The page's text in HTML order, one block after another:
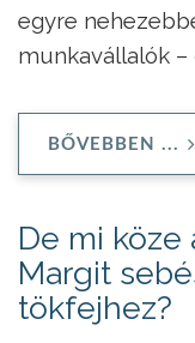
egyre
munkavállalók –
BŐVEBBEN ...
De mi köze
Margit
tökfejhez?